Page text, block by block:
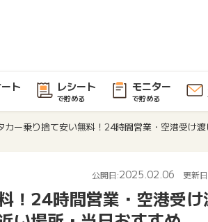
ト レシート
で貯める
モニター
で貯める
カー乗り捨て安い無料！24時間営業・空港受け
公開日:2025.02.06 更新
！24時間営業・空港受け